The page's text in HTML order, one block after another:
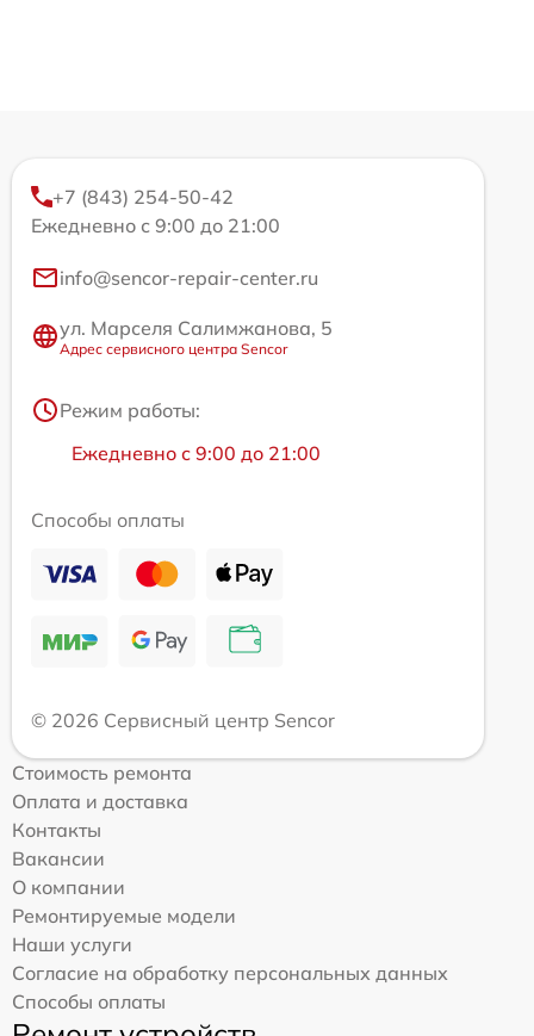
+7 (843) 254-50-42
Ежедневно с 9:00 до 21:00
info@sencor-repair-center.ru
ул. Марселя Салимжанова, 5
Адрес сервисного центра Sencor
Режим работы:
Ежедневно с 9:00 до 21:00
Способы оплаты
© 2026 Сервисный центр Sencor
Стоимость ремонта
Оплата и доставка
Контакты
Вакансии
О компании
Ремонтируемые модели
Наши услуги
Согласие на обработку персональных данных
Способы оплаты